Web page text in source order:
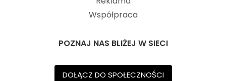
Współpraca
POZNAJ NAS BLIŻEJ W SIECI
DOŁĄCZ DO SPOŁECZNOŚCI